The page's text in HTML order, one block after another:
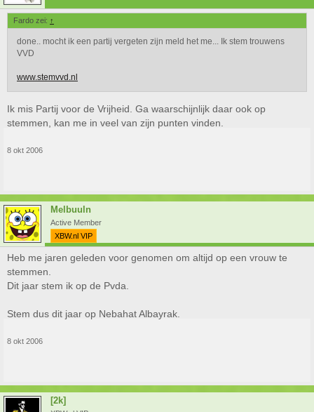
Fardo zei: ↑
done.. mocht ik een partij vergeten zijn meld het me... Ik stem trouwens
VVD
www.stemvvd.nl
Ik mis Partij voor de Vrijheid. Ga waarschijnlijk daar ook op
stemmen, kan me in veel van zijn punten vinden.
8 okt 2006
Melbuuln
Active Member
XBW.nl VIP
Heb me jaren geleden voor genomen om altijd op een vrouw te
stemmen.
Dit jaar stem ik op de Pvda.
Stem dus dit jaar op Nebahat Albayrak.
8 okt 2006
[2k]